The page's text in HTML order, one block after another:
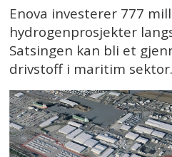
Enova investerer 777
hydrogenprosjekter
Satsingen kan bli et
drivstoff i maritim sektor.